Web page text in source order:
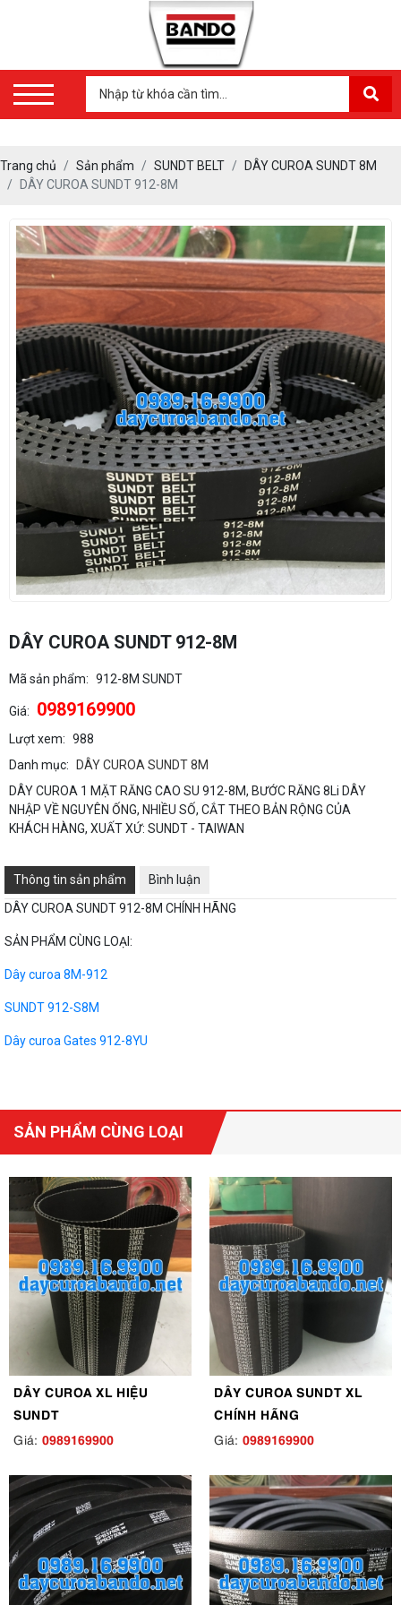
Trang chủ Sản phẩm SUNDT BELT
DÂY CUROA SUNDT 8M
DÂY CUROA SUNDT 912-8M
DÂY CUROA SUNDT 912-8M
Mã sản phẩm: 912-8M SUNDT
Giá: 0989169900
Lượt xem: 988
Danh mục:
DÂY CUROA SUNDT 8M
DÂY CUROA 1 MẶT RĂNG CAO SU 912-8M, BƯỚC RĂNG 8Li DÂY
NHẬP VỀ NGUYÊN ỐNG, NHIỀU SỐ, CẮT THEO BẢN RỘNG CỦA
KHÁCH HÀNG, XUẤT XỨ: SUNDT - TAIWAN
Thông tin sản phẩm
Bình luận
DÂY CUROA SUNDT 912-8M CHÍNH HÃNG
SẢN PHẨM CÙNG LOẠI:
Dây curoa 8M-912
SUNDT 912-S8M
Dây curoa Gates 912-8YU
SẢN PHẨM CÙNG LOẠI
DÂY CUROA XL HIỆU
SUNDT
Giá: 0989169900
DÂY CUROA SUNDT XL
CHÍNH HÃNG
Giá: 0989169900